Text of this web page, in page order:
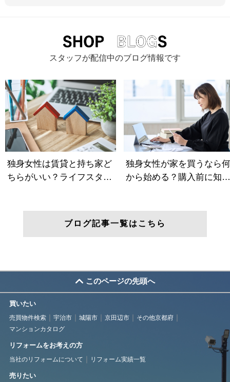
スタッフが配信中のブログ情報です
ブログ記事一覧はこちら
このページの先頭へ
買いたい
売買物件検索 宇治市 城陽市 京田辺市
その他京都府
マンションカタログ
リフォームをお考えの方
当社のリフォームについて リフォーム実績一覧
売りたい